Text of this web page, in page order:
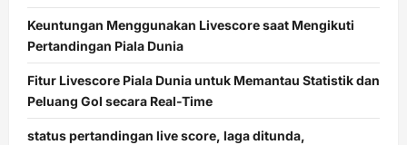
Keuntungan Menggunakan Livescore saat Mengikuti
Pertandingan Piala Dunia
Fitur Livescore Piala Dunia untuk Memantau Statistik dan
Peluang Gol secara Real-Time
status pertandingan live score, laga ditunda,